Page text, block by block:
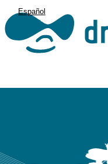
Español
English